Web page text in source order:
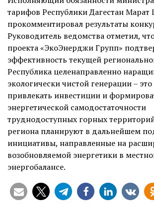
тарифов Республики Дагестан Марат
прокомментировал результаты
Руководитель ведомства отметил,
проекта «ЭкоЭнерджи Групп»
эффективность текущей
Республика целенаправленно
экологически чистой генерации – это
привлекать инвестиции и
энергетической самодостаточности
труднодоступных горных
региона планируют в дальнейшем
инициативы, направленные на
возобновляемой энергетики в
энергобалансе.